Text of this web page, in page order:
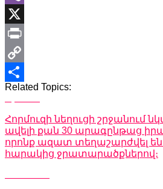
Viber
X
Print
Copy
Link
Share
Related Topics:
Հորմուզի նեղուցի շրջանում
ավելի քան 30 արագընթաց
որոնք ազատ տեղաշարժվել են
հարակից ջրատարածքներով։